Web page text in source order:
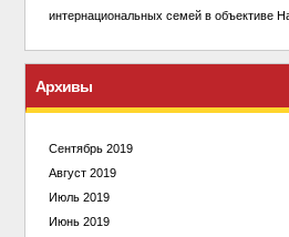
интернациональных семей в объективе
Архивы
Сентябрь 2019
Август 2019
Июль 2019
Июнь 2019